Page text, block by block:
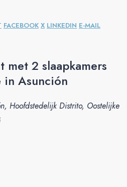
FACEBOOK X LINKEDIN E-MAIL
met 2 slaapkamers
Asunción
Hoofdstedelijk Distrito, Oostelijke